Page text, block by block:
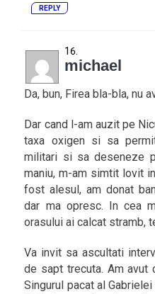
REPLY
michael
Da, bun, Firea bla-bla, nu
Dar cand l-am auzit pe
taxa oxigen si sa
militari si sa deseneze
maniu, m-am simtit lovit
fost alesul, am donat
dar ma opresc. In cea
orasului ai calcat stramb,
Va invit sa ascultati
de sapt trecuta. Am avut
Singurul pacat al